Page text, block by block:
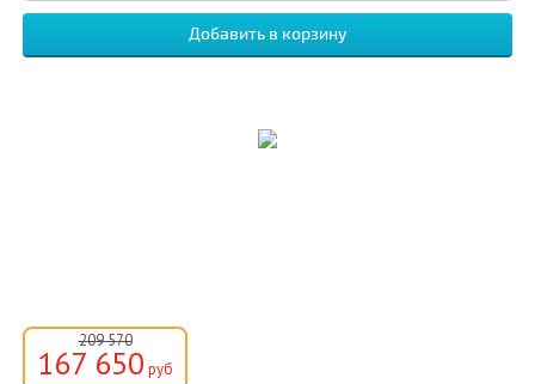
209 570
167 650 руб